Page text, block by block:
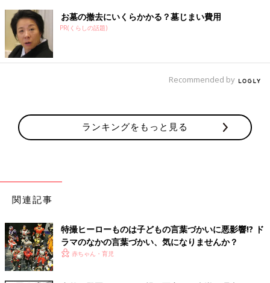
お墓の撤去にいくらかかる？墓じまい費用
PR(くらしの話題)
Recommended by
ランキングをもっと見る
関連記事
特撮ヒーローものは子どもの言葉づかいに悪影響!? ド
ラマのなかの言葉づかい、気になりませんか？
赤ちゃん・育児